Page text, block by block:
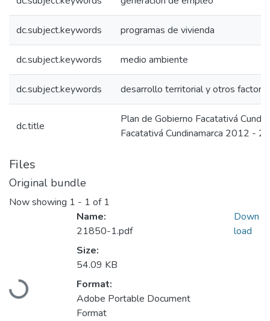
dc.subject.keywords programas de vivienda
dc.subject.keywords medio ambiente
dc.subject.keywords desarrollo territorial y otros
dc.title
Plan de Gobierno Facatativá
Facatativá Cundinamarca 2012 -
Files
Original bundle
Now showing 1 - 1 of 1
Loading...
Name:
21850-1.pdf
Size:
54.09 KB
Format:
Adobe Portable Document
Format
Down
load